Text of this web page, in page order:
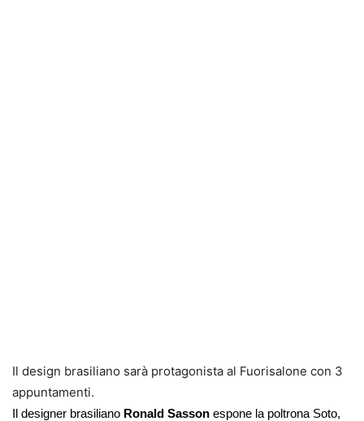
Il design brasiliano sarà protagonista al Fuorisalone con 3
appuntamenti.
Il designer brasiliano Ronald Sasson espone la poltrona Soto,